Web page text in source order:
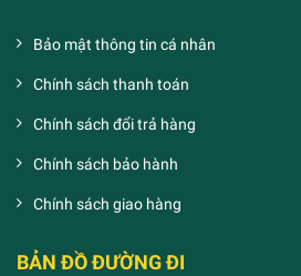
Bảo mật thông tin cá nhân
Chính sách thanh toán
Chính sách đổi trả hàng
Chính sách bảo hành
Chính sách giao hàng
BẢN ĐỒ ĐƯỜNG ĐI